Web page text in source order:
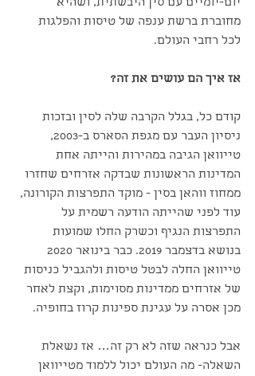
יום-יומיים עם סין היבשתית, ושהיא
מחוברת ברשת ענפה של טיסות והפלגות
לכל רחבי העולם.
אז איך הם עושים את זה?
קודם כל, בגלל הקרבה שלה לסין ובזכות
ניסיון העבר עם מגפת הסארס ב-2003,
טייוואן הגיבה במהירות והייתה אחת
המדינות הראשונות שבדקה אזרחים שחזרו
ממחוז ווהאן בסין - מוקד התפרצות הקורונה,
עוד לפני שהייתה הודעה רשמית על
התפרצות הנגיף וכשרק החלו שמועות
טייוואן החלה לבטל טיסות ולהגביל כניסות
של אזרחים ממדינות מסוימות, וקצת לאחר
מכן אסרה על עגינת ספינות קרוז בחופיה.
אבל כנראה שזה לא רק זה… אז נשאלת
השאלה- מה העולם יכול ללמוד מטייוואן